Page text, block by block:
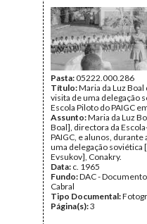
Pasta:05222.000.286
Título:Maria da Luz Boal
visita de uma delegação
Escola Piloto do PAIGC
Assunto:Maria da Luz
Boal], directora da
PAIGC, e alunos, durante
uma delegação soviética
Evsukov], Conakry.
Data: c. 1965
Fundo:DAC -
Cabral
Tipo Documental:
Página(s):3